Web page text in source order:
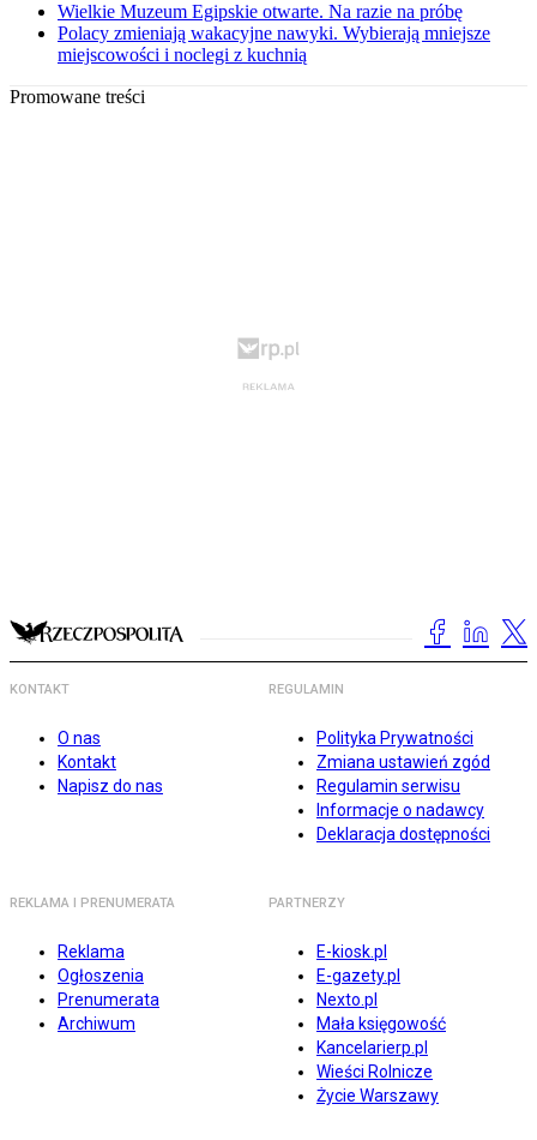
Wielkie Muzeum Egipskie otwarte. Na razie na próbę
Polacy zmieniają wakacyjne nawyki. Wybierają mniejsze
miejscowości i noclegi z kuchnią
Promowane treści
KONTAKT
O nas
Kontakt
Napisz do nas
REGULAMIN
Polityka Prywatności
Zmiana ustawień zgód
Regulamin serwisu
Informacje o nadawcy
Deklaracja dostępności
REKLAMA I PRENUMERATA
Reklama
Ogłoszenia
Prenumerata
Archiwum
PARTNERZY
E-kiosk.pl
E-gazety.pl
Nexto.pl
Mała księgowość
Kancelarierp.pl
Wieści Rolnicze
Życie Warszawy